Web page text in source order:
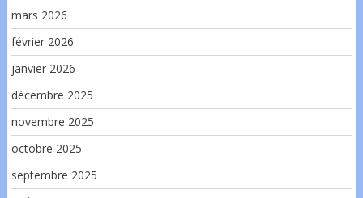
mars 2026
février 2026
janvier 2026
décembre 2025
novembre 2025
octobre 2025
septembre 2025